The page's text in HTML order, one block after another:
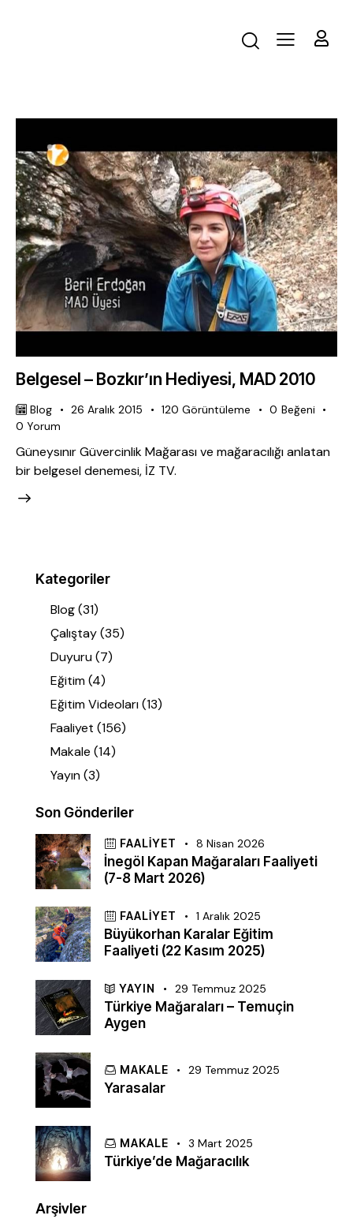
Belgesel – Bozkır’ın Hediyesi, MAD 2010
Blog 26 Aralık 2015 120 Görüntüleme 0 Beğeni
0 Yorum
Güneysınır Güvercinlik Mağarası ve mağaracılığı anlatan
bir belgesel denemesi, İZ TV.
Kategoriler
Blog(31)
Çalıştay(35)
Duyuru(7)
Eğitim(4)
Eğitim Videoları(13)
Faaliyet (156)
Makale (14)
Yayın(3)
Son Gönderiler
FAALIYET 8 Nisan 2026
İnegöl Kapan Mağaraları Faaliyeti
(7-8 Mart 2026)
FAALIYET 1 Aralık 2025
Büyükorhan Karalar Eğitim
Faaliyeti (22 Kasım 2025)
YAYIN 29 Temmuz 2025
Türkiye Mağaraları – Temuçin
Aygen
MAKALE 29 Temmuz 2025
Yarasalar
MAKALE 3 Mart 2025
Türkiye’de Mağaracılık
Arşivler